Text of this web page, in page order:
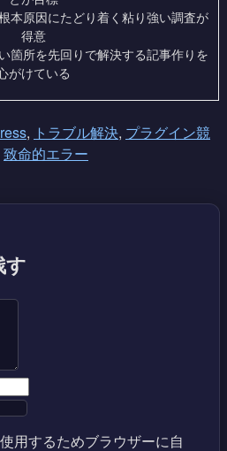
本原因にたどり着く粘り強い調査が
得意
箇所を先回りで解決する記事作りを
がけている
, トラブル解決, プラグイン競
致命的エラー
す
用するためブラウザーに自